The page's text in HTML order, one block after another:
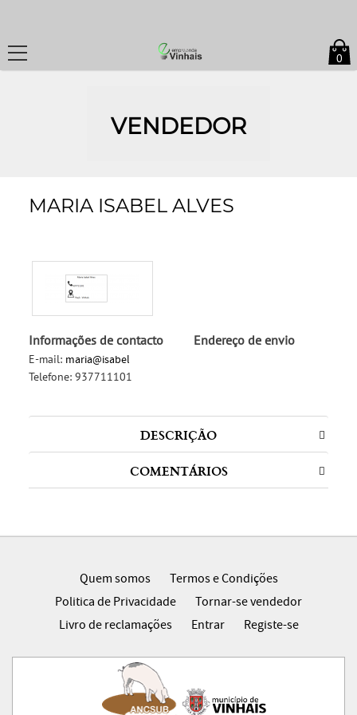
0
VENDEDOR
MARIA ISABEL ALVES
Informações de contacto
E-mail: maria@isabel
Telefone: 937711101
Endereço de envio
DESCRIÇÃO
COMENTÁRIOS
Quem somos
Termos e Condições
Politica de Privacidade
Tornar-se vendedor
Livro de reclamações
Entrar Registe-se